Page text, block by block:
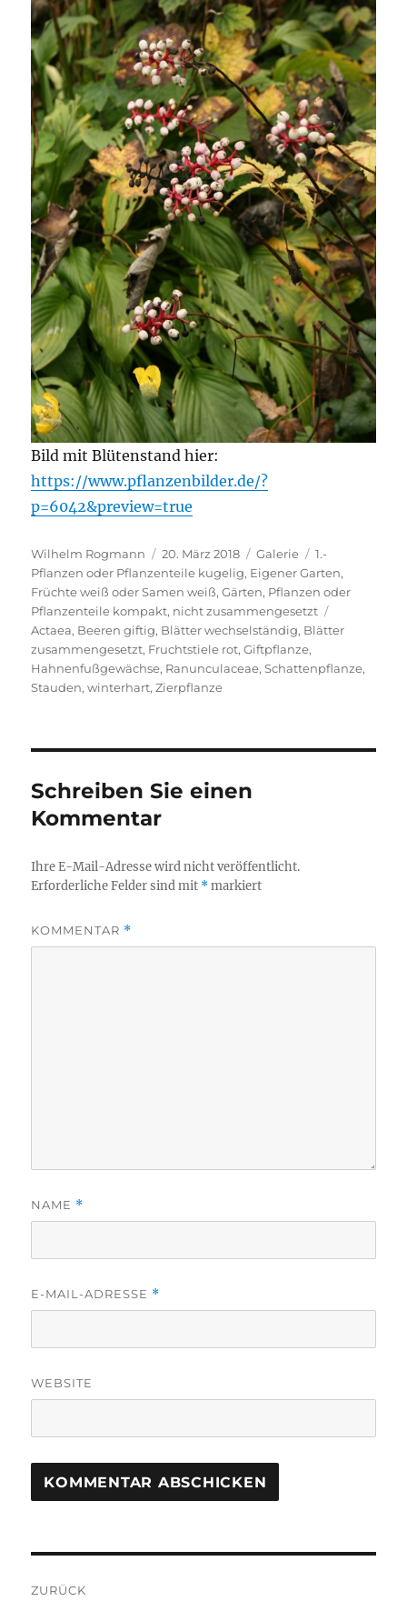
Bild mit Blütenstand hier:
https://www.pflanzenbilder.de/?
p=6042&preview=true
Autor
Wilhelm Rogmann
Veröffentlicht
am
20. März 2018 Format
Galerie Kategorien
1.-
Pflanzen oder Pflanzenteile kugelig, Eigener Garten,
Früchte weiß oder Samen weiß,Gärten, Pflanzen oder
Pflanzenteile kompakt, nicht zusammengesetzt
Actaea, Beeren giftig, Blätter wechselständig, Blätter
zusammengesetzt, Fruchtstiele rot,Giftpflanze,
Hahnenfußgewächse, Ranunculaceae,Schattenpflanze,
Stauden,winterhart,Zierpflanze
Schreiben Sie einen
Kommentar
Ihre E-Mail-Adresse wird nicht veröffentlicht.
Erforderliche Felder sind mit *markiert
KOMMENTAR *
NAME *
E-MAIL-ADRESSE *
WEBSITE
ZURÜCK